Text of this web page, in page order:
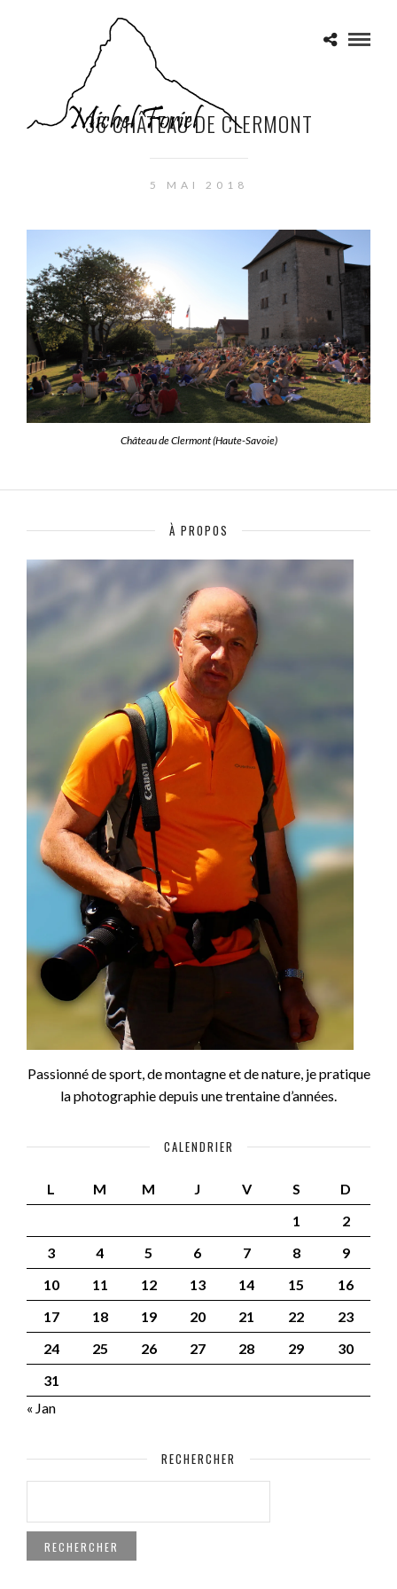
36 CHÂTEAU DE CLERMONT
5 MAI 2018
Château de Clermont (Haute-Savoie)
À PROPOS
Passionné de sport, de montagne et de nature, je pratique
la photographie depuis une trentaine d’années.
CALENDRIER
L M M J V S
D
1
2
3
4 5 6 7 8
9
10
11 12 13 14 15
16
17
18 19 20 21 22
23
24
25 26 27 28 29
30
31
« Jan
RECHERCHER